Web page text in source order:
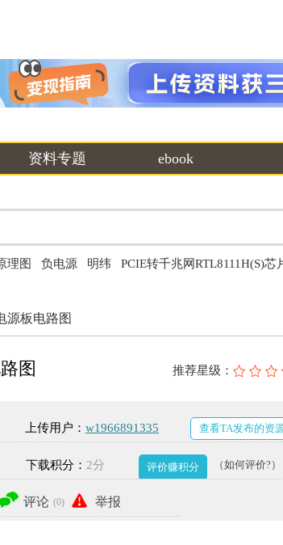
资料专题 ebook
理图 负电源 明纬 PCIE转千兆网RTL8111H(S)芯
源板电路图
推荐星级：
图
上传用户： w1966891335 查看TA发布的资
下载积分： 2分 评价赚积分 （如何评价?）
评论 (0) 举报